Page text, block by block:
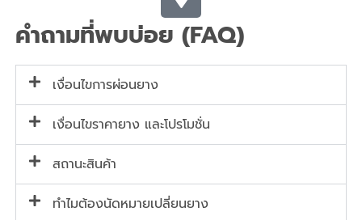
คำถามที่พบบ่อย (FAQ)
เงื่อนไขการผ่อนยาง
เงื่อนไขราคายาง และโปรโมชั่น
สถานะสินค้า
ทำไมต้องนัดหมายเปลี่ยนยาง